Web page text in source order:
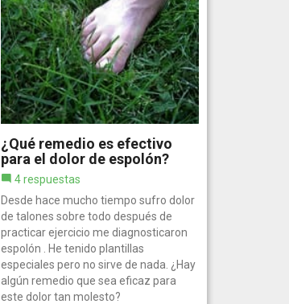
¿Qué remedio es efectivo
para el dolor de espolón?
4 respuestas
Desde hace mucho tiempo sufro dolor
de talones sobre todo después de
practicar ejercicio me diagnosticaron
espolón . He tenido plantillas
especiales pero no sirve de nada. ¿Hay
algún remedio que sea eficaz para
este dolor tan molesto?